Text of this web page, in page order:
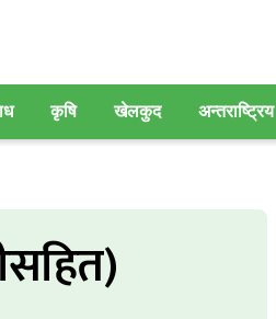
कृषि खेलकुद अन्तराष्ट्रिय